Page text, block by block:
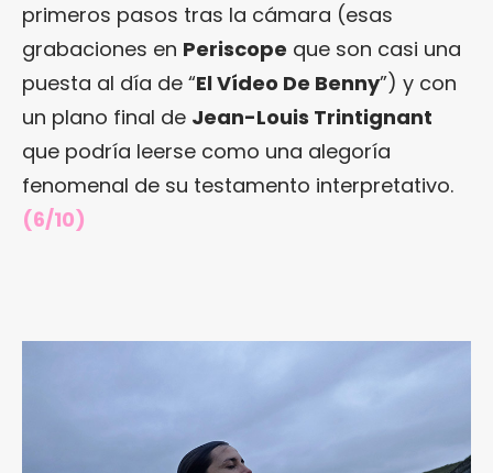
primeros pasos tras la cámara (esas
grabaciones en Periscope que son casi una
puesta al día de “El Vídeo De Benny”) y con
un plano final de Jean-Louis Trintignant
que podría leerse como una alegoría
fenomenal de su testamento interpretativo.
(6/10)